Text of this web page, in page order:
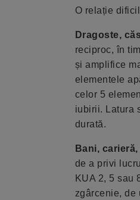
O relație
Dragoste,
reciproc, în
și amplifice
elementele
celor 5
iubirii. Latura
durată.
Bani,
de a privi
KUA 2, 5 sau
zgârcenie, de